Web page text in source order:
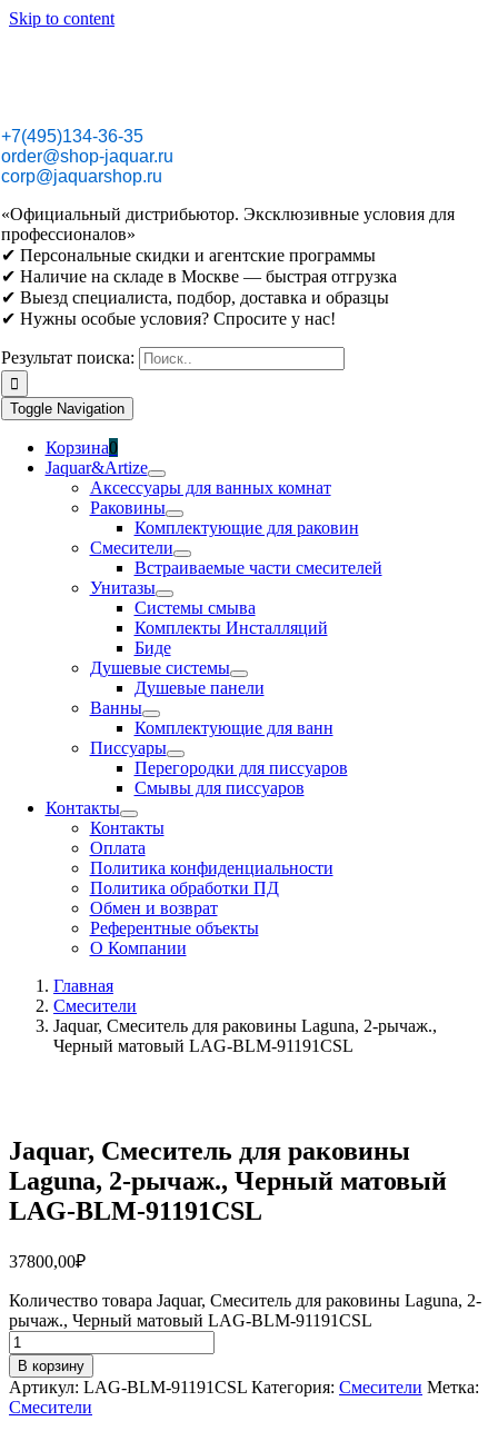
Skip to content
+7(495)134-36-35
order@shop-jaquar.ru
corp@jaquarshop.ru
«Официальный дистрибьютор. Эксклюзивные условия для
профессионалов»
✔ Персональные скидки и агентские программы
✔ Наличие на складе в Москве — быстрая отгрузка
✔ Выезд специалиста, подбор, доставка и образцы
✔ Нужны особые условия? Спросите у нас!
Результат поиска:
Toggle Navigation
Корзина0
Jaquar&Artize
Аксессуары для ванных комнат
Раковины
Комплектующие для раковин
Смесители
Встраиваемые части смесителей
Унитазы
Системы смыва
Комплекты Инсталляций
Биде
Душевые системы
Душевые панели
Ванны
Комплектующие для ванн
Писсуары
Перегородки для писсуаров
Смывы для писсуаров
Контакты
Контакты
Оплата
Политика конфиденциальности
Политика обработки ПД
Обмен и возврат
Референтные объекты
О Компании
Главная
Смесители
Jaquar, Смеситель для раковины Laguna, 2-рычаж.,
Черный матовый LAG-BLM-91191CSL
Jaquar, Смеситель для раковины
Laguna, 2-рычаж., Черный матовый
LAG-BLM-91191CSL
37800,00₽
Количество товара Jaquar, Смеситель для раковины Laguna, 2-
рычаж., Черный матовый LAG-BLM-91191CSL
В корзину
Артикул: LAG-BLM-91191CSL Категория: Смесители Метка:
Смесители